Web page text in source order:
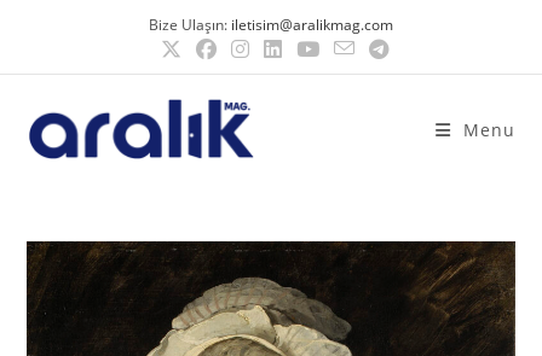
Bize Ulaşın: iletisim@aralikmag.com
Menu